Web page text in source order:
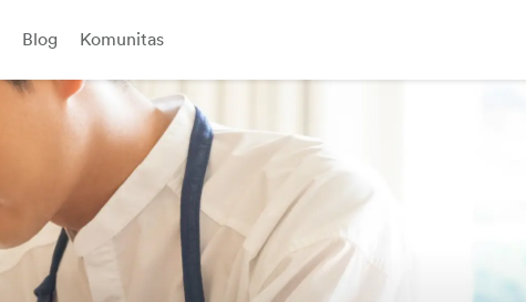
Blog Komunitas